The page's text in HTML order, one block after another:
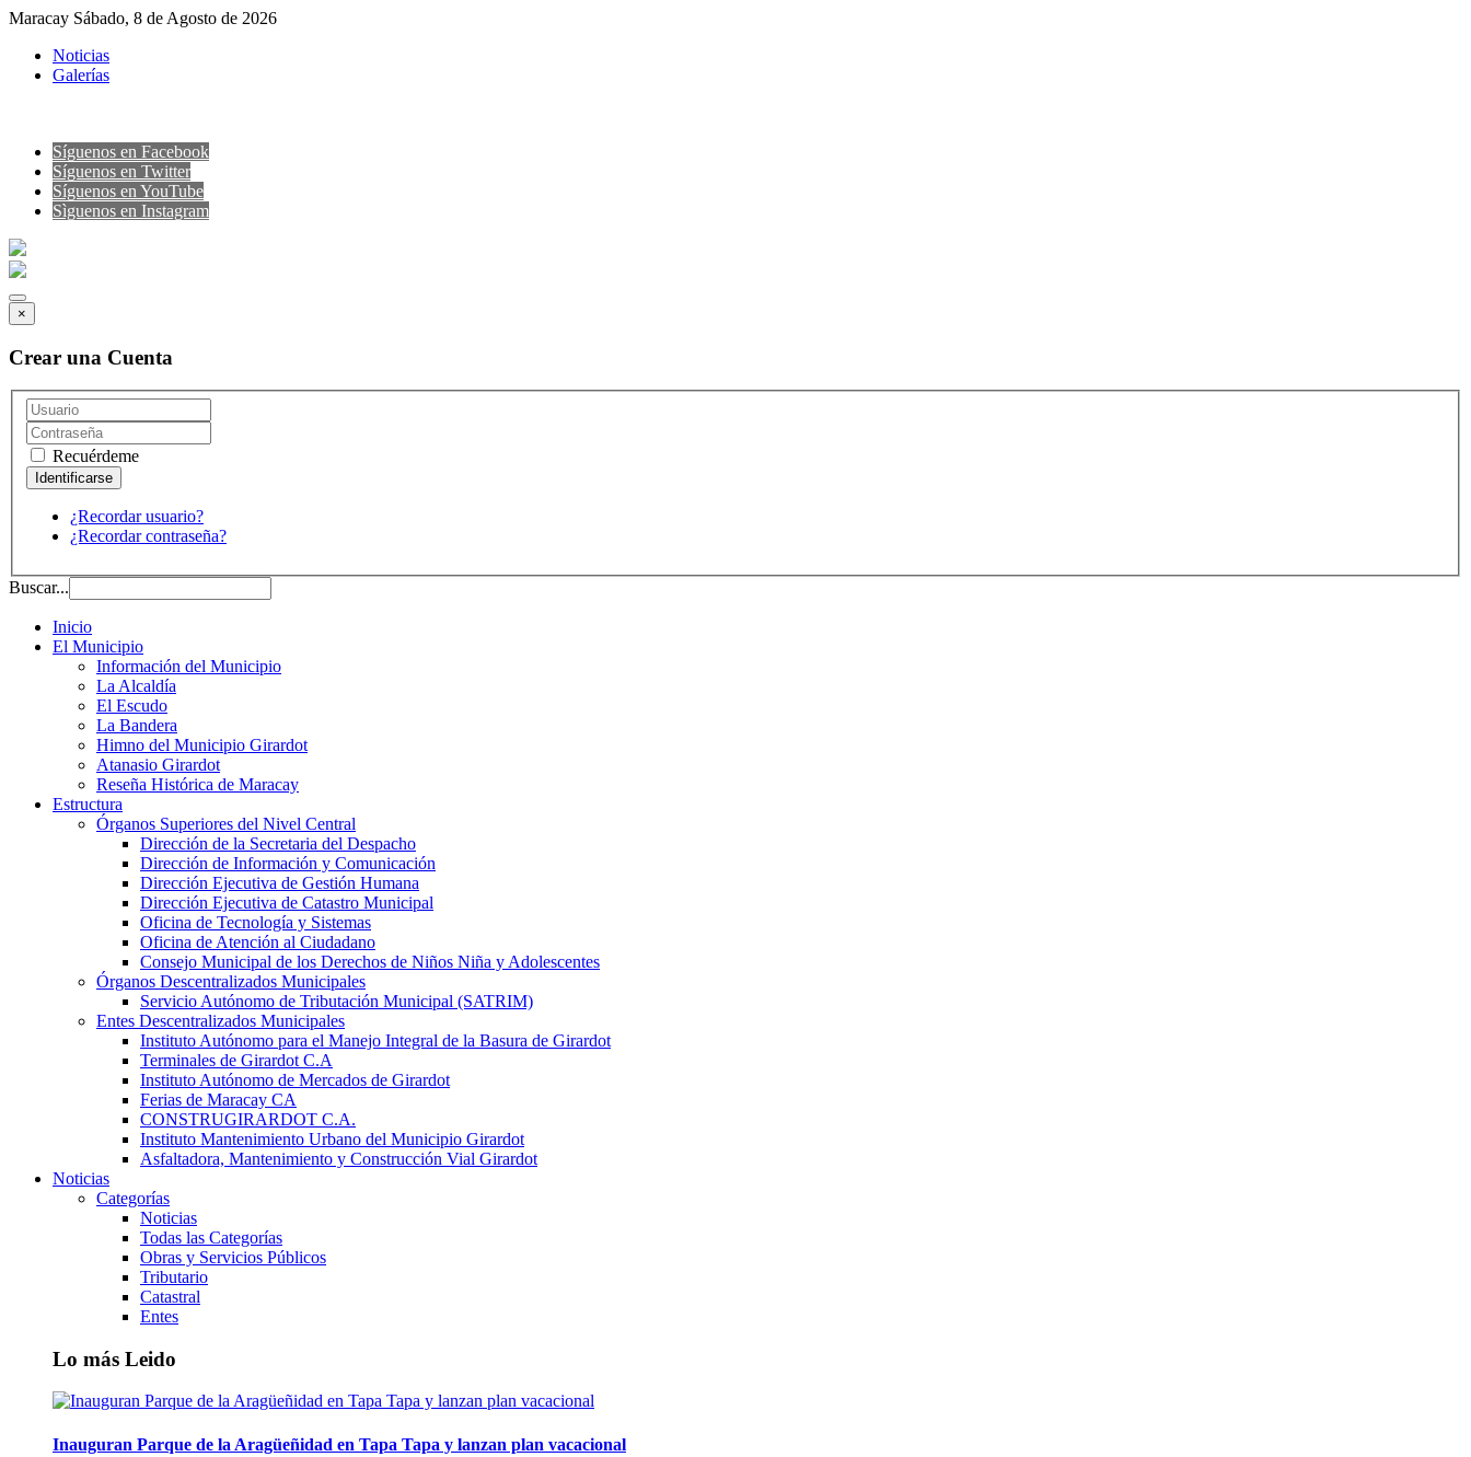
Maracay Sábado, 8 de Agosto de 2026
Noticias
Galerías
Síguenos en Facebook
Síguenos en Twitter
Síguenos en YouTube
Sìguenos en Instagram
×
Crear una Cuenta
Recuérdeme
¿Recordar usuario?
¿Recordar contraseña?
Buscar...
Inicio
El Municipio
Información del Municipio
La Alcaldía
El Escudo
La Bandera
Himno del Municipio Girardot
Atanasio Girardot
Reseña Histórica de Maracay
Estructura
Órganos Superiores del Nivel Central
Dirección de la Secretaria del Despacho
Dirección de Información y Comunicación
Dirección Ejecutiva de Gestión Humana
Dirección Ejecutiva de Catastro Municipal
Oficina de Tecnología y Sistemas
Oficina de Atención al Ciudadano
Consejo Municipal de los Derechos de Niños Niña y Adolescentes
Órganos Descentralizados Municipales
Servicio Autónomo de Tributación Municipal (SATRIM)
Entes Descentralizados Municipales
Instituto Autónomo para el Manejo Integral de la Basura de Girardot
Terminales de Girardot C.A
Instituto Autónomo de Mercados de Girardot
Ferias de Maracay CA
CONSTRUGIRARDOT C.A.
Instituto Mantenimiento Urbano del Municipio Girardot
Asfaltadora, Mantenimiento y Construcción Vial Girardot
Noticias
Categorías
Noticias
Todas las Categorías
Obras y Servicios Públicos
Tributario
Catastral
Entes
Lo más Leido
Inauguran Parque de la Aragüeñidad en Tapa Tapa y lanzan plan vacacional